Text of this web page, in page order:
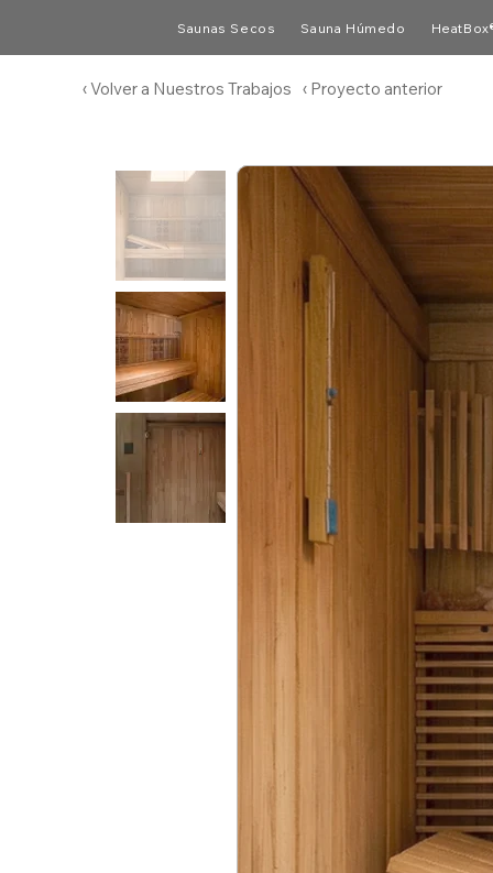
Saunas Secos Sauna Húmedo
‹ Volver a Nuestros Trabajos ‹ Proyecto anterior